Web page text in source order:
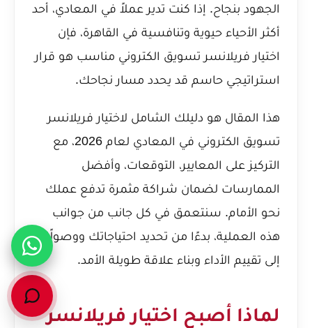
الجهود بنجاح. إذا كنت تدير عملاً في المعادي، أحد
أكثر الأحياء حيوية وتنافسية في القاهرة، فإن
اختيار فريلانسر تسويق الكتروني مناسب هو قرار
استراتيجي حاسم قد يحدد مسار نجاحك.
هذا المقال هو دليلك الشامل لاختيار فريلانسر
تسويق الكتروني في المعادي لعام 2026، مع
التركيز على المعايير، التوقعات، وأفضل
الممارسات لضمان شراكة مثمرة تدفع عملك
نحو الأمام. سنتعمق في كل جانب من جوانب
هذه العملية، بدءًا من تحديد احتياجاتك ووصولًا
إلى تقييم الأداء وبناء علاقة طويلة الأمد.
لماذا أصبح اختيار فريلانسر